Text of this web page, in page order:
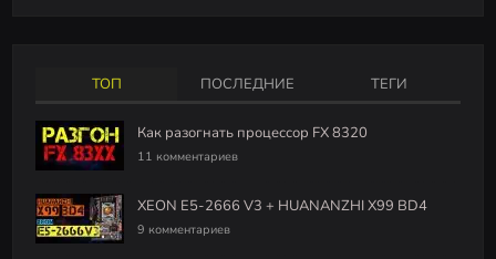
ТОП ПОСЛЕДНИЕ ТЕГИ
Как разогнать процессор FX 8320
11 комментариев
XEON E5-2666 V3 + HUANANZHI X99 BD4
9 комментариев